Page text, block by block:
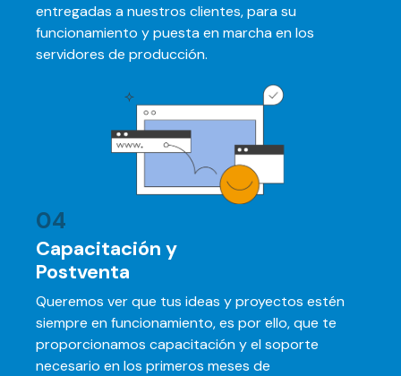
entregadas a nuestros clientes, para su
funcionamiento y puesta en marcha en los
servidores de producción.
04
Capacitación y
Postventa
Queremos ver que tus ideas y proyectos estén
siempre en funcionamiento, es por ello, que te
proporcionamos capacitación y el soporte
necesario en los primeros meses de